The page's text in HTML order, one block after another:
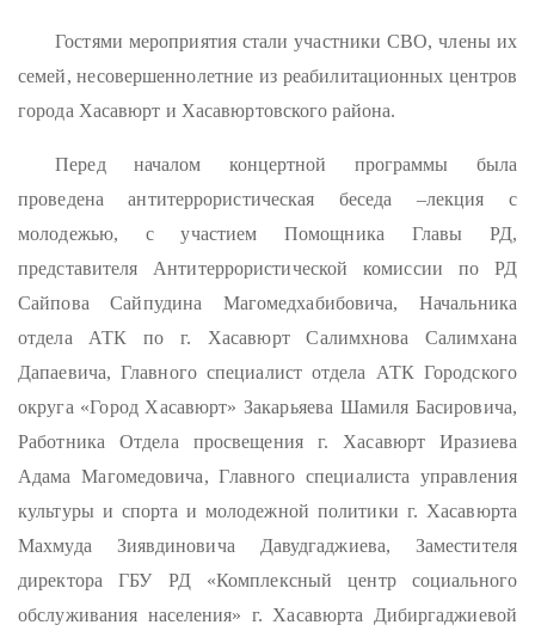
Гостями мероприятия стали участники СВО, члены их
семей, несовершеннолетние из реабилитационных центров
города Хасавюрт и Хасавюртовского района.
Перед началом концертной программы была
проведена антитеррористическая беседа –лекция с
молодежью, с участием Помощника Главы РД,
представителя Антитеррористической комиссии по РД
Сайпова Сайпудина Магомедхабибовича, Начальника
отдела АТК по г. Хасавюрт Салимхнова Салимхана
Дапаевича, Главного специалист отдела АТК Городского
округа «Город Хасавюрт» Закарьяева Шамиля Басировича,
Работника Отдела просвещения г. Хасавюрт Иразиева
Адама Магомедовича, Главного специалиста управления
культуры и спорта и молодежной политики г. Хасавюрта
Махмуда Зиявдиновича Давудгаджиева, Заместителя
директора ГБУ РД «Комплексный центр социального
обслуживания населения» г. Хасавюрта Дибиргаджиевой